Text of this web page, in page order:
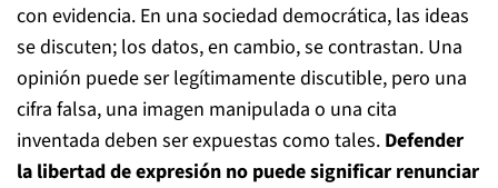
con evidencia. En una sociedad democrática, las ideas
se discuten; los datos, en cambio, se contrastan. Una
opinión puede ser legítimamente discutible, pero una
cifra falsa, una imagen manipulada o una cita
inventada deben ser expuestas como tales. Defender
la libertad de expresión no puede significar renunciar